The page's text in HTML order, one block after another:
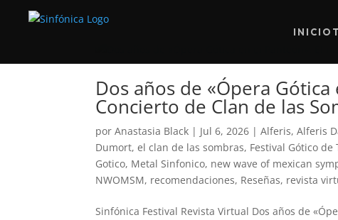
INICIO
Dos años de «Ópera
Concierto de Clan de las
porAnastasia Black | Jul 6, 2026 |Alferis,Alferis
Dumort,el clan de las sombras, Festival Gótico de
Gotico, Metal Sinfonico, new wave of mexican
NWOMSM, recomendaciones, Reseñas, revista
Sinfónica Festival Revista Virtual Dos años de